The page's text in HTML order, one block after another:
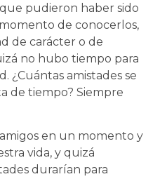
pudieron haber sido
de conocerlos,
de carácter o de
no hubo tiempo para
¿Cuántas amistades se
de tiempo? Siempre
en un momento y
vida, y quizá
durarían para